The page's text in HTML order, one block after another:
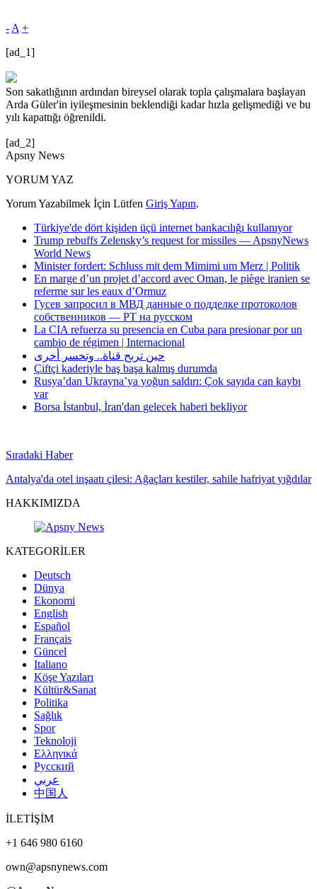
- A +
[ad_1]
Son sakatlığının ardından bireysel olarak topla çalışmalara başlayan
Arda Güler'in iyileşmesinin beklendiği kadar hızla gelişmediği ve bu
yılı kapattığı öğrenildi.
[ad_2]
Apsny News
YORUM YAZ
Yorum Yazabilmek İçin Lütfen Giriş Yapın.
Türkiye'de dört kişiden üçü internet bankacılığı kullanıyor
Trump rebuffs Zelensky’s request for missiles — ApsnyNews
World News
Minister fordert: Schluss mit dem Mimimi um Merz | Politik
En marge d’un projet d’accord avec Oman, le piège iranien se
referme sur les eaux d’Ormuz
Гусев запросил в МВД данные о подделке протоколов
собственников — РТ на русском
La CIA refuerza su presencia en Cuba para presionar por un
cambio de régimen | Internacional
حين تربح قناة.. وتخسر أخرى
Çiftçi kaderiyle baş başa kalmış durumda
Rusya’dan Ukrayna’ya yoğun saldırı: Çok sayıda can kaybı
var
Borsa İstanbul, İran'dan gelecek haberi bekliyor
Sıradaki Haber
Antalya'da otel inşaatı çilesi: Ağaçları kestiler, sahile hafriyat yığdılar
HAKKIMIZDA
KATEGORİLER
Deutsch
Dünya
Ekonomi
English
Español
Français
Güncel
Italiano
Köşe Yazıları
Kültür&Sanat
Politika
Sağlık
Spor
Teknoloji
Ελληνικά
Русский
عربي
中国人
İLETİŞİM
+1 646 980 6160
own@apsnynews.com